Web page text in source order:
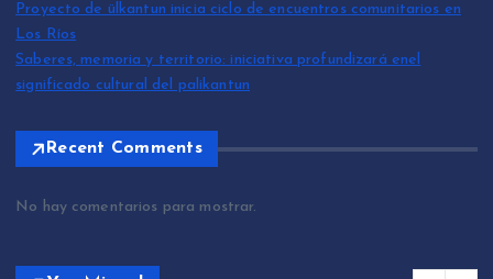
Proyecto de ülkantun inicia ciclo de encuentros comunitarios en
Los Ríos
Saberes, memoria y territorio: iniciativa profundizará enel
significado cultural del palikantun
Recent Comments
No hay comentarios para mostrar.